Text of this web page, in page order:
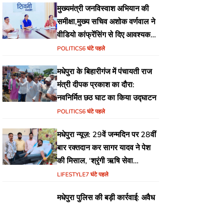
मुख्यमंत्री जनविस्वाश अभियान की
समीक्षा,मुख्य सचिव अशोक वर्णवाल ने
वीडियो कांफ्रेंसिंग से दिए आवश्यक
निर्देश
POLITICS6 घंटे पहले
मधेपुरा के बिहारीगंज में पंचायती राज
मंत्री दीपक प्रकाश का दौरा:
नवनिर्मित छठ घाट का किया उद्घाटन
POLITICS6 घंटे पहले
मधेपुरा न्यूज़: 29वें जन्मदिन पर 28वीं
बार रक्तदान कर सागर यादव ने पेश
की मिसाल, ‘श्रृंगी ऋषि सेवा
फाउंडेशन’ की अनूठी पहल
LIFESTYLE7 घंटे पहले
मधेपुरा पुलिस की बड़ी कार्रवाई: अवैध